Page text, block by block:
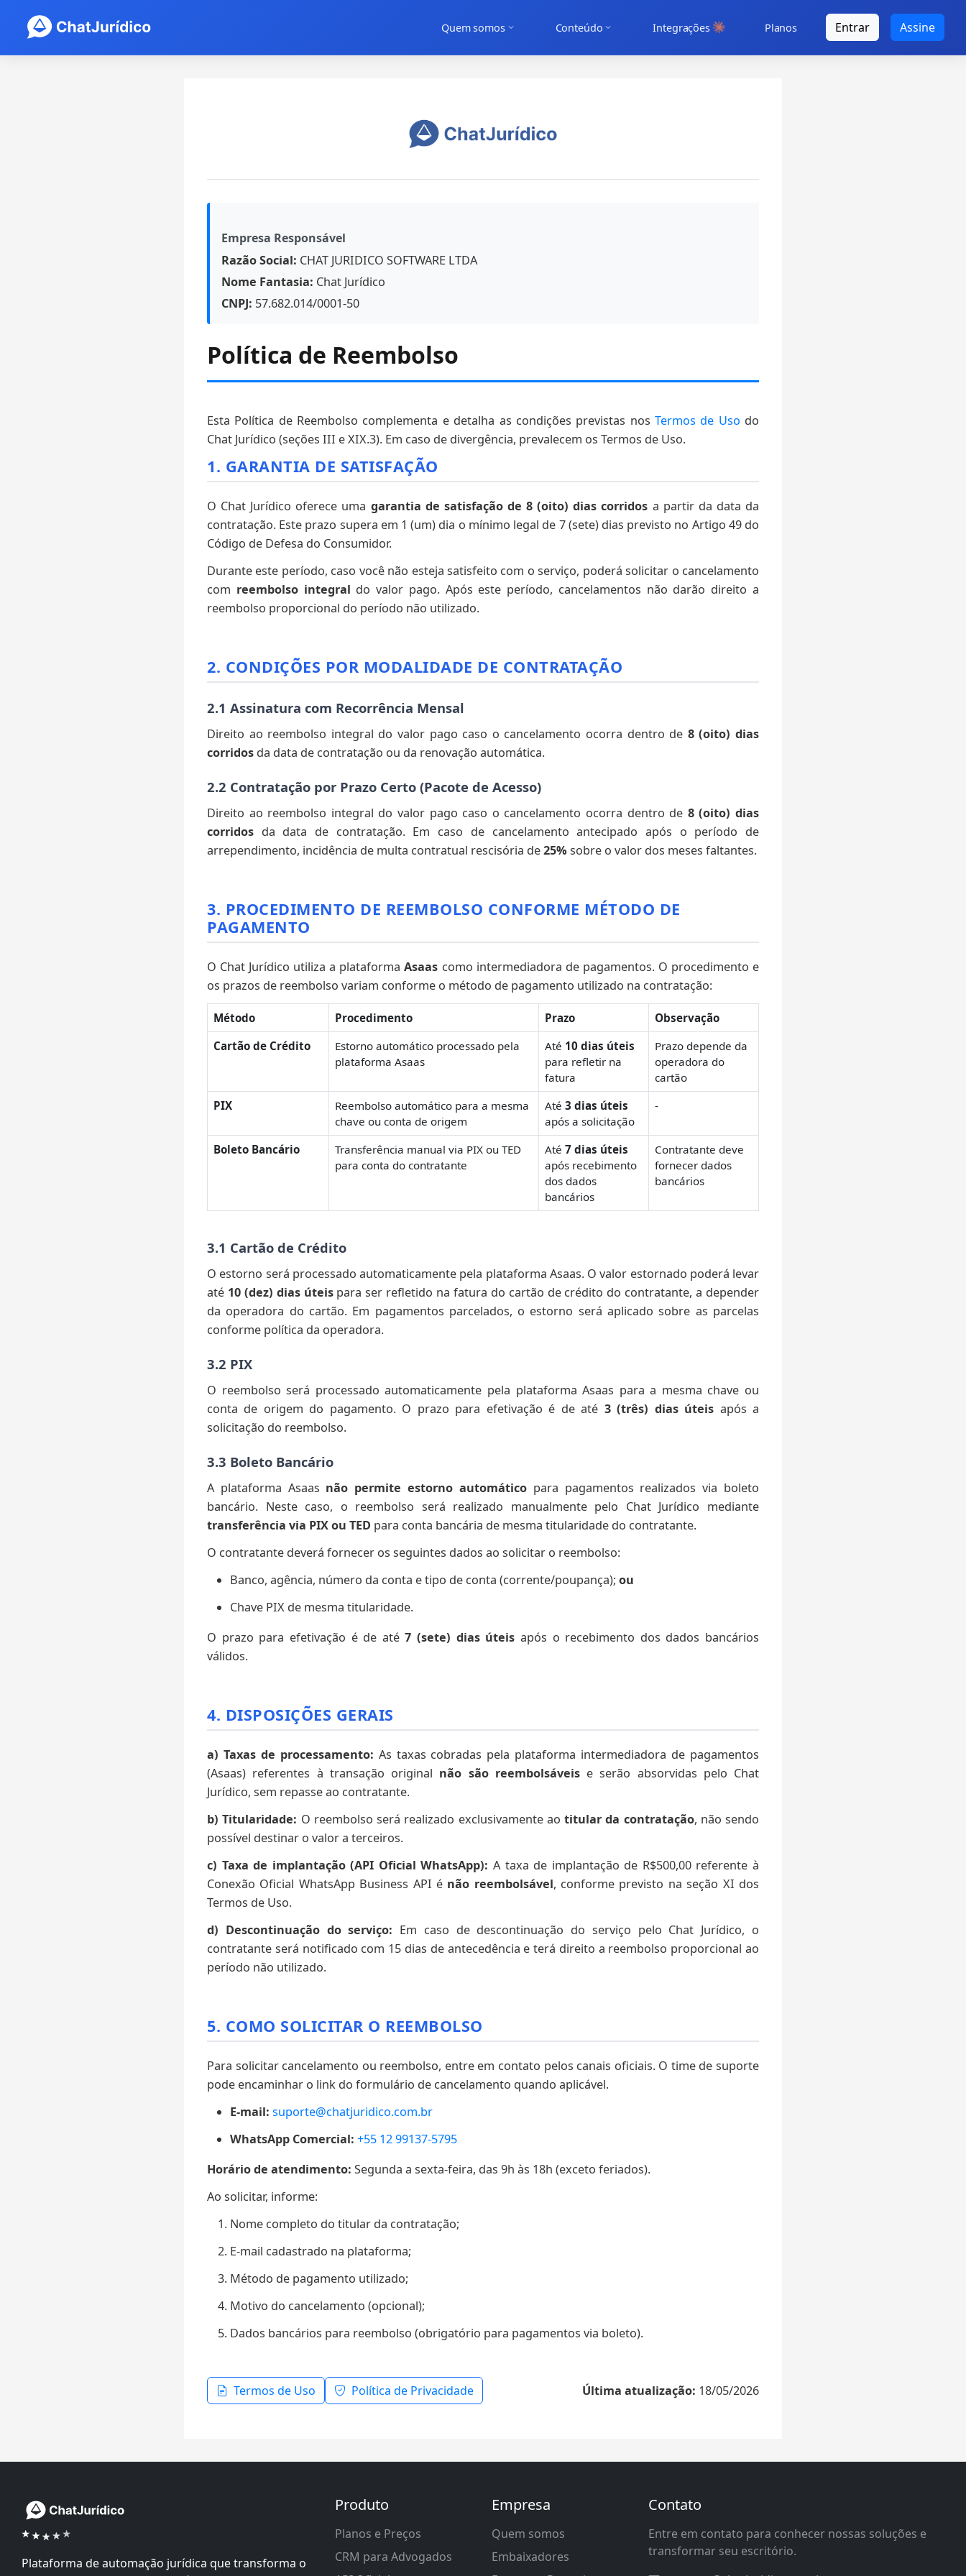
Quem somos Conteúdo Integrações Planos Entrar Assine
Empresa Responsável
Razão Social: CHAT JURIDICO SOFTWARE LTDA
Nome Fantasia: Chat Jurídico
CNPJ: 57.682.014/0001-50
Política de Reembolso
Esta Política de Reembolso complementa e detalha as condições previstas nos Termos de Uso do
Chat Jurídico (seções III e XIX.3). Em caso de divergência, prevalecem os Termos de Uso.
1. GARANTIA DE SATISFAÇÃO
O Chat Jurídico oferece uma garantia de satisfação de 8 (oito) dias corridos a partir da data da
contratação. Este prazo supera em 1 (um) dia o mínimo legal de 7 (sete) dias previsto no Artigo 49 do
Código de Defesa do Consumidor.
Durante este período, caso você não esteja satisfeito com o serviço, poderá solicitar o cancelamento
com reembolso integral do valor pago. Após este período, cancelamentos não darão direito a
reembolso proporcional do período não utilizado.
2. CONDIÇÕES POR MODALIDADE DE CONTRATAÇÃO
2.1 Assinatura com Recorrência Mensal
Direito ao reembolso integral do valor pago caso o cancelamento ocorra dentro de 8 (oito) dias
corridos da data de contratação ou da renovação automática.
2.2 Contratação por Prazo Certo (Pacote de Acesso)
Direito ao reembolso integral do valor pago caso o cancelamento ocorra dentro de 8 (oito) dias
corridos da data de contratação. Em caso de cancelamento antecipado após o período de
arrependimento, incidência de multa contratual rescisória de25%sobre o valor dos meses faltantes.
3. PROCEDIMENTO DE REEMBOLSO CONFORME MÉTODO DE
PAGAMENTO
O Chat Jurídico utiliza a plataformaAsaas como intermediadora de pagamentos. O procedimento e
os prazos de reembolso variam conforme o método de pagamento utilizado na contratação:
Método Procedimento Prazo
Observação
Cartão de Crédito
Estorno automático processado pela
plataforma Asaas
Até 10 dias úteis
para refletir na
fatura
Prazo depende da
operadora do
cartão
PIX
Reembolso automático para a mesma
chave ou conta de origem
Até 3 dias úteis
após a solicitação
-
Boleto Bancário
Transferência manual via PIX ou TED
para conta do contratante
Até 7 dias úteis
após recebimento
dos dados
bancários
Contratante deve
fornecer dados
bancários
3.1 Cartão de Crédito
O estorno será processado automaticamente pela plataforma Asaas. O valor estornado poderá levar
até 10 (dez) dias úteispara ser refletido na fatura do cartão de crédito do contratante, a depender
da operadora do cartão. Em pagamentos parcelados, o estorno será aplicado sobre as parcelas
conforme política da operadora.
3.2 PIX
O reembolso será processado automaticamente pela plataforma Asaas para a mesma chave ou
conta de origem do pagamento. O prazo para efetivação é de até 3 (três) dias úteis após a
solicitação do reembolso.
3.3 Boleto Bancário
A plataforma Asaas não permite estorno automáticopara pagamentos realizados via boleto
bancário. Neste caso, o reembolso será realizado manualmente pelo Chat Jurídico mediante
transferência via PIX ou TED para conta bancária de mesma titularidade do contratante.
O contratante deverá fornecer os seguintes dados ao solicitar o reembolso:
Banco, agência, número da conta e tipo de conta (corrente/poupança); ou
Chave PIX de mesma titularidade.
O prazo para efetivação é de até7 (sete) dias úteis após o recebimento dos dados bancários
válidos.
4. DISPOSIÇÕES GERAIS
a) Taxas de processamento: As taxas cobradas pela plataforma intermediadora de pagamentos
(Asaas) referentes à transação original não são reembolsáveise serão absorvidas pelo Chat
Jurídico, sem repasse ao contratante.
b) Titularidade: O reembolso será realizado exclusivamente ao titular da contratação, não sendo
possível destinar o valor a terceiros.
c) Taxa de implantação (API Oficial WhatsApp): A taxa de implantação de R$500,00 referente à
Conexão Oficial WhatsApp Business API é não reembolsável, conforme previsto na seção XI dos
Termos de Uso.
d) Descontinuação do serviço: Em caso de descontinuação do serviço pelo Chat Jurídico, o
contratante será notificado com 15 dias de antecedência e terá direito a reembolso proporcional ao
período não utilizado.
5. COMO SOLICITAR O REEMBOLSO
Para solicitar cancelamento ou reembolso, entre em contato pelos canais oficiais. O time de suporte
pode encaminhar o link do formulário de cancelamento quando aplicável.
E-mail: suporte@chatjuridico.com.br
WhatsApp Comercial: +55 12 99137-5795
Horário de atendimento: Segunda a sexta-feira, das 9h às 18h (exceto feriados).
Ao solicitar, informe:
Nome completo do titular da contratação;
E-mail cadastrado na plataforma;
Método de pagamento utilizado;
Motivo do cancelamento (opcional);
Dados bancários para reembolso (obrigatório para pagamentos via boleto).
Termos de Uso Política de Privacidade Última atualização: 18/05/2026
Plataforma de automação jurídica que transforma o
Produto
Planos e Preços
CRM para Advogados
Empresa
Quem somos
Embaixadores
Contato
Entre em contato para conhecer nossas soluções e
transformar seu escritório.